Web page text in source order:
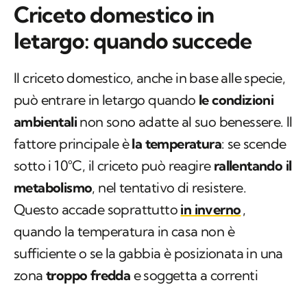
Criceto domestico in
letargo: quando succede
Il criceto domestico, anche in base alle specie,
può entrare in letargo quando le condizioni
ambientali non sono adatte al suo benessere. Il
fattore principale èla temperatura: se scende
sotto i 10°C, il criceto può reagire rallentando il
metabolismo, nel tentativo di resistere.
Questo accade soprattutto in inverno,
quando la temperatura in casa non è
sufficiente o se la gabbia è posizionata in una
zona troppo fredda e soggetta a correnti